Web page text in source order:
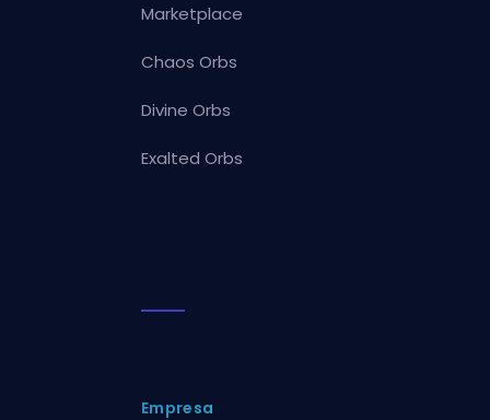
Marketplace
Chaos Orbs
Divine Orbs
Exalted Orbs
Empresa